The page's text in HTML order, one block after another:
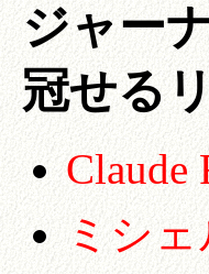
ジャー
冠せる
Claude
ミシェ